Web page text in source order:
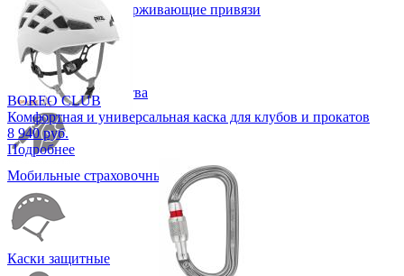
Страховочные и удерживающие привязи
Спусковые устройства
Мобильные страховочные устройства
Каски защитные
BOREO CLUB
Комфортная и универсальная каска для клубов и прокатов
8 940 руб.
Подробнее